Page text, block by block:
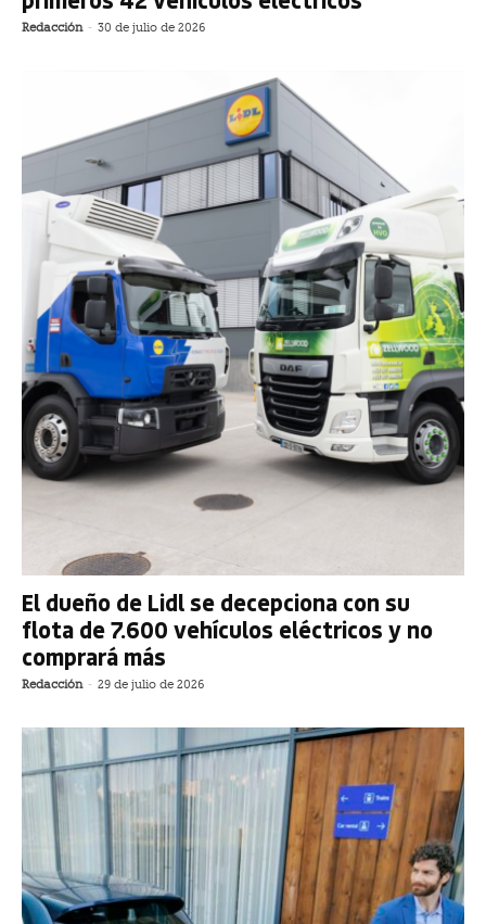
Redacción - 30 de julio de 2026
El dueño de Lidl se decepciona con su
flota de 7.600 vehículos eléctricos y no
comprará más
Redacción - 29 de julio de 2026